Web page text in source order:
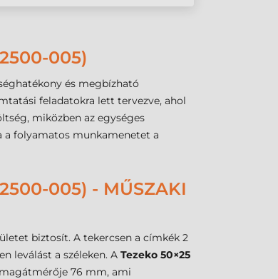
005)
és megbízható
feladatokra lett tervezve, ahol
miközben az egységes
a folyamatos munkamenetet a
005) - MŰSZAKI
biztosít. A tekercsen a címkék 2
leválást a széleken. A Tezeko 50×25
76 mm, ami